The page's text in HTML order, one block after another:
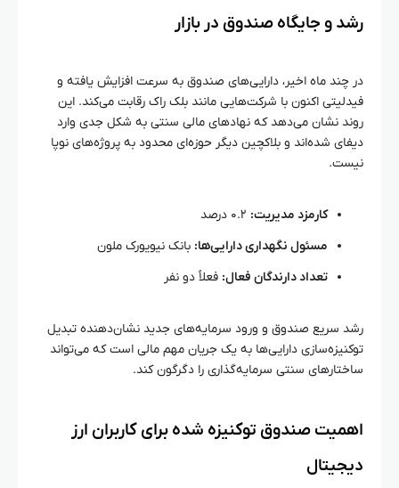
رشد و جایگاه صندوق در بازار
در چند ماه اخیر، دارایی‌های صندوق به سرعت افزایش یافته و
فیدلیتی اکنون با شرکت‌هایی مانند بلک راک رقابت می‌کند. این
روند نشان می‌دهد که نهادهای مالی سنتی به شکل جدی وارد
دیفای شده‌اند و بلاکچین دیگر حوزه‌ای محدود به پروژه‌های نوپا
نیست.
کارمزد مدیریت:
مسئول نگهداری دارایی‌ها: بانک نیویورک ملون
تعداد دارندگان فعال: فعلاً دو نفر
رشد سریع صندوق و ورود سرمایه‌های جدید نشان‌دهنده تبدیل
توکنیزه‌سازی دارایی‌ها به یک جریان مهم مالی است که می‌تواند
ساختارهای سنتی سرمایه‌گذاری را دگرگون کند.
اهمیت صندوق توکنیزه‌ شده برای کاربران ارز
دیجیتال